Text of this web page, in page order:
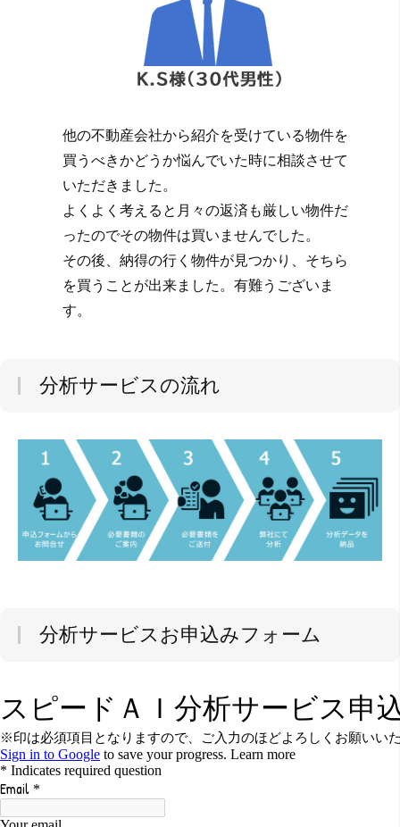
他の不動産会社から紹介を受けている物件を
買うべきかどうか悩んでいた時に相談させて
いただきました。
よくよく考えると月々の返済も厳しい物件だ
ったのでその物件は買いませんでした。
その後、納得の行く物件が見つかり、そちら
を買うことが出来ました。有難うございま
す。
分析サービスの流れ
分析サービスお申込みフォーム